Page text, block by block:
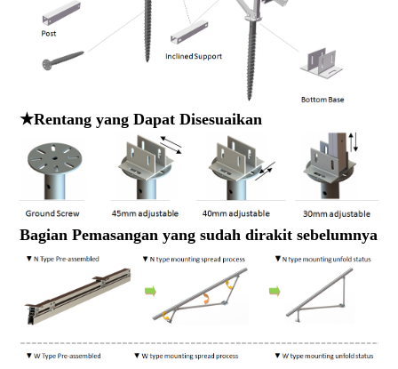
★Rentang yang Dapat Disesuaikan
Bagian Pemasangan yang sudah dirakit sebelumnya